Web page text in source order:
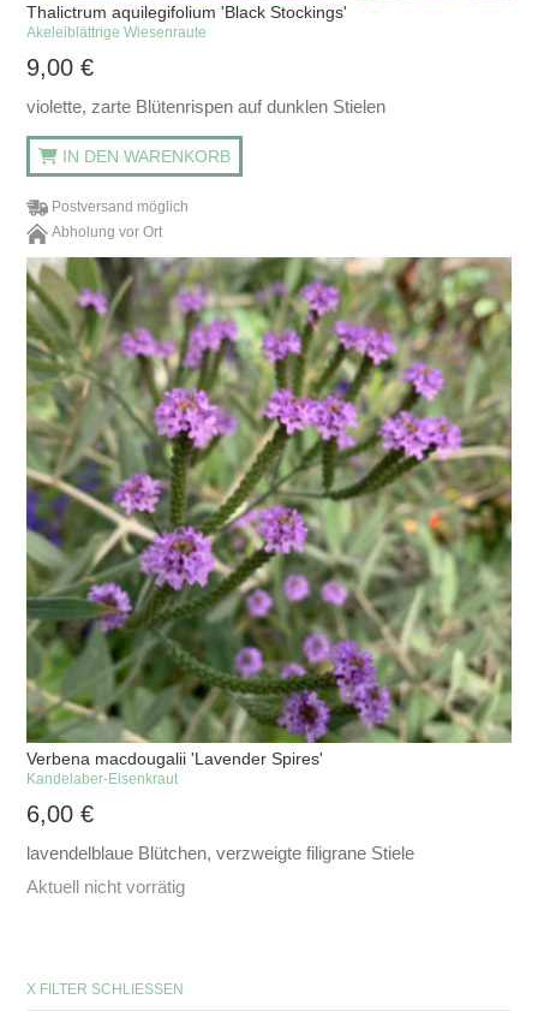
Thalictrum aquilegifolium 'Black Stockings'
Akeleiblättrige Wiesenraute
9,00€
violette, zarte Blütenrispen auf dunklen Stielen
IN DEN WARENKORB
Postversand möglich
Abholung vor Ort
Verbena macdougalii 'Lavender Spires'
Kandelaber-Eisenkraut
6,00€
lavendelblaue Blütchen, verzweigte filigrane Stiele
Aktuell nicht vorrätig
X FILTER SCHLIESSEN